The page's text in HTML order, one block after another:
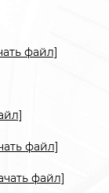
файл]
файл]
файл]